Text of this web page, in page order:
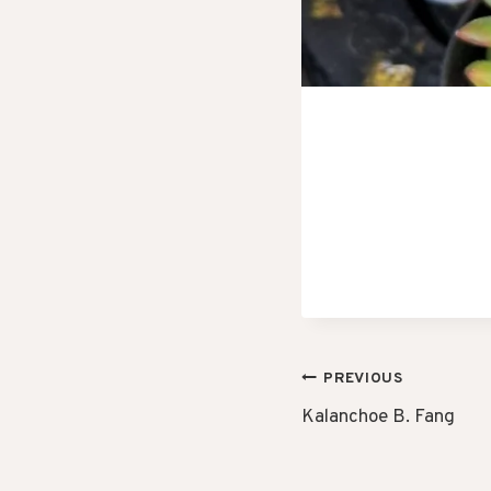
POST
PREVIOUS
Kalanchoe B. Fang